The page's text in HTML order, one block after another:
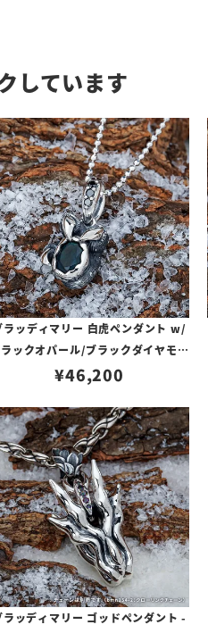
しています
ラッディマリー 白虎ペンダント w/
ックオパール/ブラックダイヤモン
ド
¥46,200
ラッディマリー ゴッドペンダント -